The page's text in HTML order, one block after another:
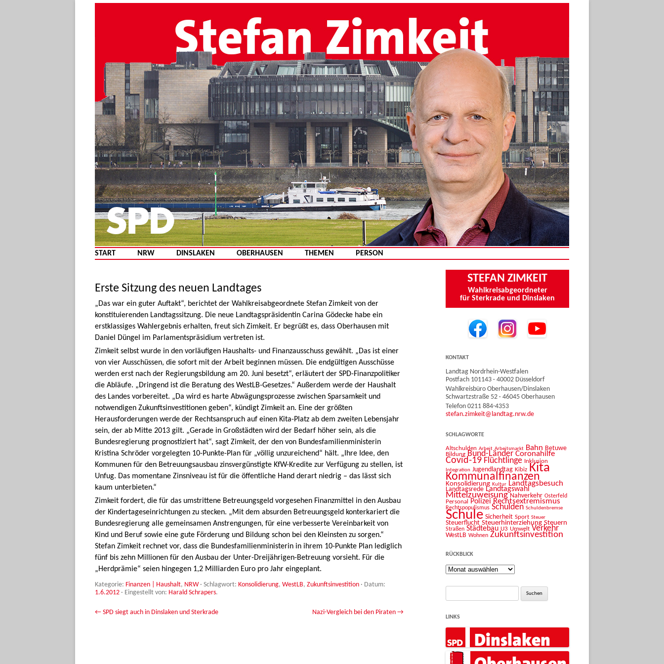
Zum Inhalt springen
START NRW DINSLAKEN OBERHAUSEN THEMEN PERSON
Erste Sitzung des neuen Landtages
„Das war ein guter Auftakt“, berichtet der Wahlkreisabgeordnete Stefan Zimkeit von der
konstituierenden Landtagssitzung. Die neue Landtagspräsidentin Carina Gödecke habe ein
erstklassiges Wahlergebnis erhalten, freut sich Zimkeit. Er begrüßt es, dass Oberhausen mit
Daniel Düngel im Parlamentspräsidium vertreten ist.
Zimkeit selbst wurde in den vorläufigen Haushalts- und Finanzausschuss gewählt. „Das ist einer
von vier Ausschüssen, die sofort mit der Arbeit beginnen müssen. Die endgültigen Ausschüsse
werden erst nach der Regierungsbildung am 20. Juni besetzt“, erläutert der SPD-Finanzpolitiker
die Abläufe. „Dringend ist die Beratung des WestLB-Gesetzes.“ Außerdem werde der Haushalt
des Landes vorbereitet. „Da wird es harte Abwägungsprozesse zwischen Sparsamkeit und
notwendigen Zukunftsinvestitionen geben“, kündigt Zimkeit an. Eine der größten
Herausforderungen werde der Rechtsanspruch auf einen Kita-Platz ab dem zweiten Lebensjahr
sein, der ab Mitte 2013 gilt. „Gerade in Großstädten wird der Bedarf höher sein, als die
Bundesregierung prognostiziert hat“, sagt Zimkeit, der den von Bundesfamilienministerin
Kristina Schröder vorgelegten 10-Punkte-Plan für „völlig unzureichend“ hält. „Ihre Idee, den
Kommunen für den Betreuungsausbau zinsvergünstigte KfW-Kredite zur Verfügung zu stellen, ist
Unfug. Das momentane Zinsniveau ist für die öffentliche Hand derart niedrig – das lässt sich
kaum unterbieten.“
Zimkeit fordert, die für das umstrittene Betreuungsgeld vorgesehen Finanzmittel in den Ausbau
der Kindertageseinrichtungen zu stecken. „Mit dem absurden Betreuungsgeld konterkariert die
Bundesregierung alle gemeinsamen Anstrengungen, für eine verbesserte Vereinbarkeit von
Kind und Beruf sowie eine gute Förderung und Bildung schon bei den Kleinsten zu sorgen.“
Stefan Zimkeit rechnet vor, dass die Bundesfamilienministerin in ihrem 10-Punkte Plan lediglich
fünf bis zehn Millionen für den Ausbau der Unter-Dreijährigen-Betreuung vorsieht. Für die
„Herdprämie“ seien hingegen 1,2 Milliarden Euro pro Jahr eingeplant.
Kategorie: Finanzen | Haushalt, NRW· Schlagwort: Konsolidierung, WestLB, Zukunftsinvestition · Datum:
1.6.2012 · Eingestellt von: Harald Schrapers.
Beitrags-Navigation
← SPD siegt auch in Dinslaken und Sterkrade Nazi-Vergleich bei den Piraten →
STEFAN ZIMKEIT
Wahlkreisabgeordneter
für Sterkrade und Dinslaken
KONTAKT
Landtag Nordrhein-Westfalen
Postfach 101143 · 40002 Düsseldorf
Wahlkreisbüro Oberhausen/Dinslaken
Schwartzstraße 52 · 46045 Oberhausen
Telefon 0211 884-4353
stefan.zimkeit@landtag.nrw.de
SCHLAGWORTE
Altschulden Arbeit Arbeitsmarkt Bahn Betuwe
Bildung Bund-Länder Coronahilfe
Covid-19 Flüchtlinge Inklusion
Integration Jugendlandtag Kibiz Kita
Kommunalfinanzen
Konsolidierung Kultur Landtagsbesuch
Landtagsrede Landtagswahl
Mittelzuweisung Nahverkehr Osterfeld
Personal Polizei Rechtsextremismus
Rechtspopulismus Schulden Schuldenbremse
Schule Sicherheit Sport Steuer
Steuerflucht Steuerhinterziehung Steuern
Straßen Städtebau U3 Umwelt Verkehr
WestLB Wohnen Zukunftsinvestition
RÜCKBLICK
Rückblick
Suche
LINKS